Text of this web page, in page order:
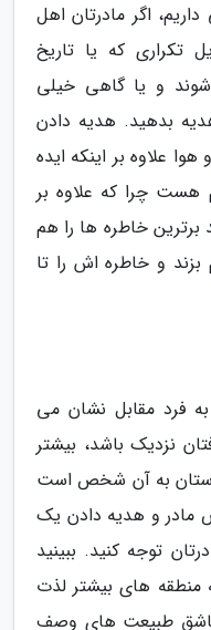
اگر مادرتان اهل
که یا تاریخ
و یا گاهی خیلی
بدهید. هدیه دادن
علاوه بر اینکه ایده
چرا که علاوه بر
خاطره ها را هم
بزند و خاطره اش را تا
فرد مقابل نشان می
نزدیک باشد، بیشتر
به آن شخص است
مادر و هدیه دادن یک
توجه کنید. ببینید
های بیشتر لذت
عاشق طبیعت های وصف